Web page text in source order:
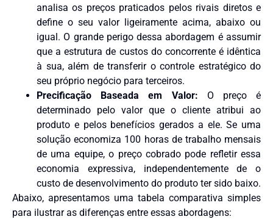
analisa os preços praticados pelos rivais diretos e
define o seu valor ligeiramente acima, abaixo ou
igual. O grande perigo dessa abordagem é assumir
que a estrutura de custos do concorrente é idêntica
à sua, além de transferir o controle estratégico do
seu próprio negócio para terceiros.
Precificação Baseada em Valor: O preço é
determinado pelo valor que o cliente atribui ao
produto e pelos benefícios gerados a ele. Se uma
solução economiza 100 horas de trabalho mensais
de uma equipe, o preço cobrado pode refletir essa
economia expressiva, independentemente de o
custo de desenvolvimento do produto ter sido baixo.
Abaixo, apresentamos uma tabela comparativa simples
para ilustrar as diferenças entre essas abordagens: